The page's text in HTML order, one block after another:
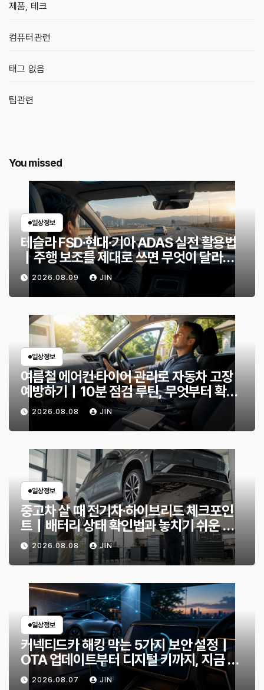
제품, 테크
컴퓨터관련
태그 없음
팁관련
You missed
일상정보
테슬라 FSD·현대·기아 ADAS 실전 활용법
｜주행 보조를 제대로 쓰면 무엇이 달라질
까?2026.08.09 JIN
일상정보
여름철 에어컨·타이어 관리로 자동차 고장
예방하기｜10분 점검 루틴, 무엇부터 확인
할까?
2026.08.08 JIN
일상정보
중고차 살 때 전기차·하이브리드 체크포인
트｜배터리 상태 확인법과 놓치기 쉬운 위
험 신호
2026.08.08 JIN
일상정보
커넥티드카 해킹 막는 5가지 보안 설정｜
OTA 업데이트부터 디지털 키까지, 지금 확
인할 것은?
2026.08.07 JIN